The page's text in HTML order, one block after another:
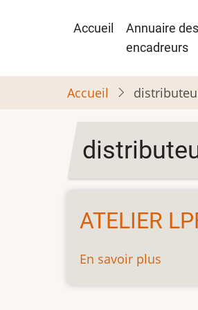
Navigation
principale
Accueil
Annuaire des
encadreurs
Accueil
ATELIER
En savoir plus